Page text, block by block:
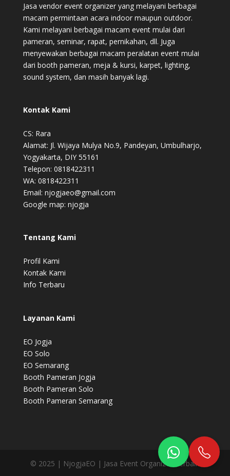
Jasa vendor event organizer yang melayani berbagai
macam permintaan acara indoor maupun outdoor.
Kami melayani berbagai macam event mulai dari
pameran, seminar, rapat, pernikahan, dll. Juga
menyewakan berbagai macam peralatan event mulai
dari booth pameran, meja & kursi, karpet, lighting,
sound system, dan masih banyak lagi.
Kontak Kami
CS: Rara
Alamat: Jl. Wijaya Mulya No.9, Pandeyan, Umbulharjo,
Yogyakarta, DIY 55161
Telepon: 0818422311
WA: 0818422311
Email: njogjaeo@gmail.com
Google map: njogja
Tentang Kami
Profil Kami
Kontak Kami
Info Terbaru
Layanan Kami
EO Jogja
EO Solo
EO Semarang
Booth Pameran Jogja
Booth Pameran Solo
Booth Pameran Semarang
© 2025 | NjogjaEO | Jasa Event Organizer Terbaik